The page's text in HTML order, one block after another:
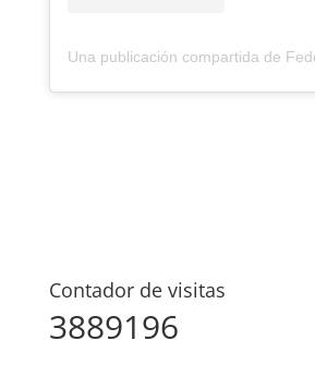
Contador de visitas
3889196